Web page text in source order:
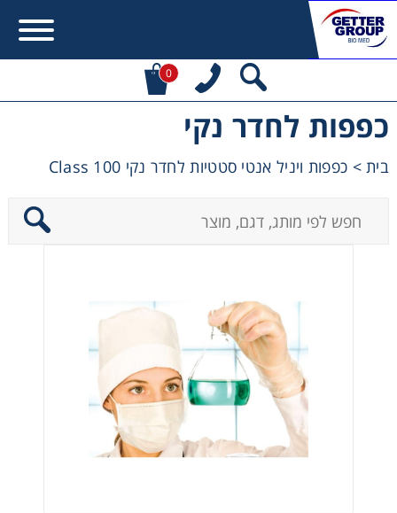
0
כפפות לחדר נקי
בית> כפפות ויניל אנטי סטטיות לחדר נקי Class 100
Contact form not found.
Centrifuges
Concentration
Cooling